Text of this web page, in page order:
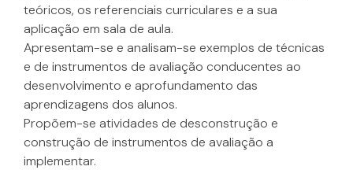
teóricos, os referenciais curriculares e a sua
aplicação em sala de aula.
Apresentam-se e analisam-se exemplos de técnicas
e de instrumentos de avaliação conducentes ao
desenvolvimento e aprofundamento das
aprendizagens dos alunos.
Propõem-se atividades de desconstrução e
construção de instrumentos de avaliação a
implementar.